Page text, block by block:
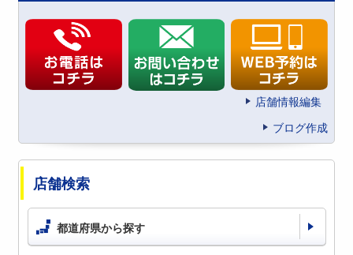
店舗情報編集
ブログ作成
店舗検索
都道府県から探す